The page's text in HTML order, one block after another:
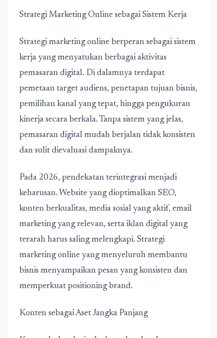
Strategi Marketing Online sebagai Sistem Kerja
Strategi marketing online berperan sebagai sistem
kerja yang menyatukan berbagai aktivitas
pemasaran digital. Di dalamnya terdapat
pemetaan target audiens, penetapan tujuan bisnis,
pemilihan kanal yang tepat, hingga pengukuran
kinerja secara berkala. Tanpa sistem yang jelas,
pemasaran digital mudah berjalan tidak konsisten
dan sulit dievaluasi dampaknya.
Pada 2026, pendekatan terintegrasi menjadi
keharusan. Website yang dioptimalkan SEO,
konten berkualitas, media sosial yang aktif, email
marketing yang relevan, serta iklan digital yang
terarah harus saling melengkapi. Strategi
marketing online yang menyeluruh membantu
bisnis menyampaikan pesan yang konsisten dan
memperkuat positioning brand.
Konten sebagai Aset Jangka Panjang